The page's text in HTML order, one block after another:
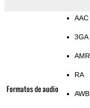
Formatos de audio
AAC
3GA
AMR
RA
AWB